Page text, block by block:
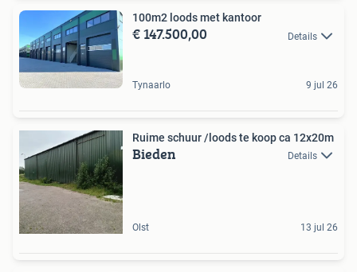
100m2 loods met kantoor
€ 147.500,00 Details
Tynaarlo 9 jul 26
Ruime schuur /loods te koop ca 12x20m
Bieden Details
Olst 13 jul 26